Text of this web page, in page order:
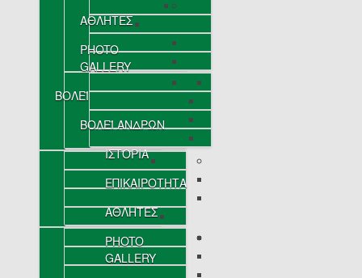
ΑΘΛΗΤΕΣ
PHOTO
GALLERY
ΒΟΛΕΪ
ΒΟΛΕΪ ΑΝΔΡΩΝ
ΙΣΤΟΡΙΑ
ΕΠΙΚΑΙΡΟΤΗΤΑ
ΑΘΛΗΤΕΣ
PHOTO
GALLERY